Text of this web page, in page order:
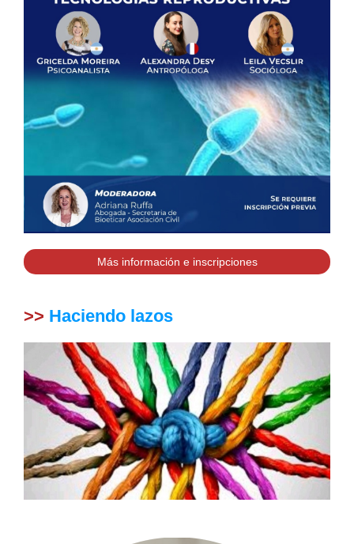
Más información e inscripciones
>> Haciendo lazos